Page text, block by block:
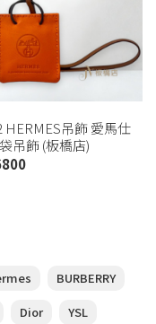
HERMES吊飾 愛馬仕
吊飾 (板橋店)
BURBERRY
Dior
YSL